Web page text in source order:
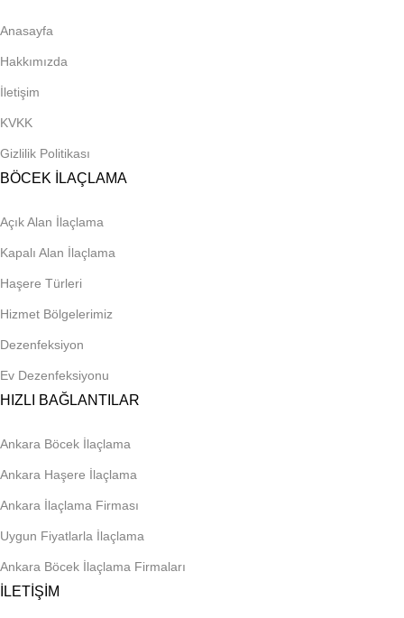
Anasayfa
Hakkımızda
İletişim
KVKK
Gizlilik Politikası
BÖCEK İLAÇLAMA
Açık Alan İlaçlama
Kapalı Alan İlaçlama
Haşere Türleri
Hizmet Bölgelerimiz
Dezenfeksiyon
Ev Dezenfeksiyonu
HIZLI BAĞLANTILAR
Ankara Böcek İlaçlama
Ankara Haşere İlaçlama
Ankara İlaçlama Firması
Uygun Fiyatlarla İlaçlama
Ankara Böcek İlaçlama Firmaları
İLETİŞİM